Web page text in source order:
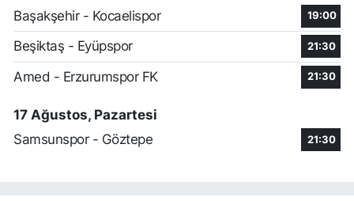
Başakşehir - Kocaelispor
19:00
Beşiktaş - Eyüpspor 21:30
Amed - Erzurumspor FK 21:30
17 Ağustos, Pazartesi
Samsunspor - Göztepe
21:30